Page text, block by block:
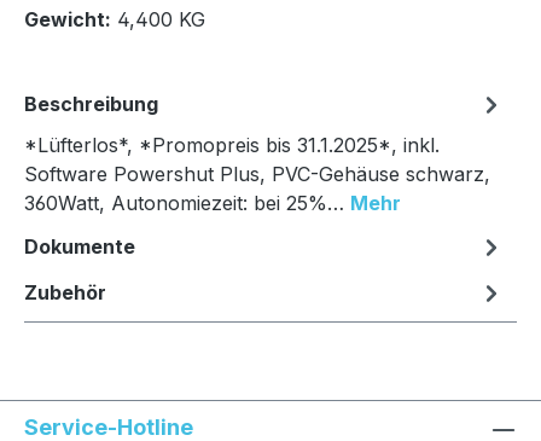
Gewicht: 4,400 KG
Beschreibung
*Lüfterlos*, *Promopreis bis 31.1.2025*, inkl.
Software Powershut Plus, PVC-Gehäuse schwarz,
360Watt, Autonomiezeit: bei 25%… Mehr
Dokumente
Zubehör
Service-Hotline